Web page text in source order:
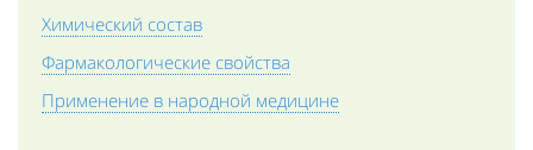
Химический состав
Фармакологические свойства
Применение в народной медицине